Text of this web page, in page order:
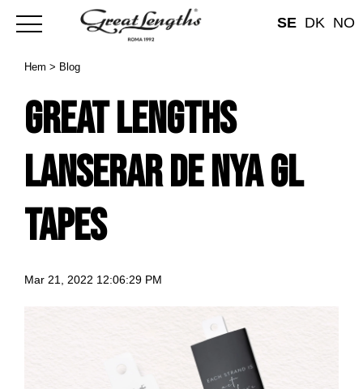
SE DK NO
Hem > Blog
Great Lengths
lanserar de nya GL
Tapes
Mar 21, 2022 12:06:29 PM